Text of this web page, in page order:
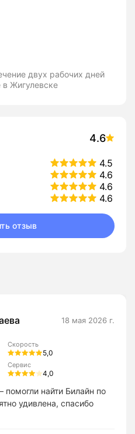
двух рабочих дней
в Жигулевске
4.6
4.5
4.6
4.6
4.6
отзыв
18 мая 2026 г.
Скорость
5,0
Сервис
4,0
найти Билайн по
удивлена, спасибо